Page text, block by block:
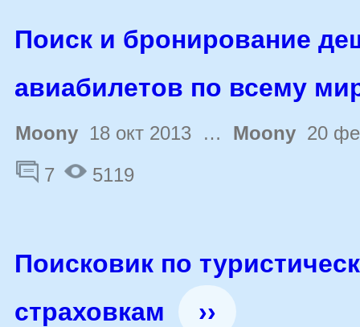
Поиск и бронирование
авиабилетов по всему
Moony 18 окт 2013 … Moony 20
7
5119
Поисковик по
страховкам
››